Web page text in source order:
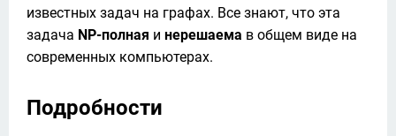
известных задач на графах. Все знают, что эта
задача NP-полная и нерешаема в общем виде на
современных компьютерах.
Подробности